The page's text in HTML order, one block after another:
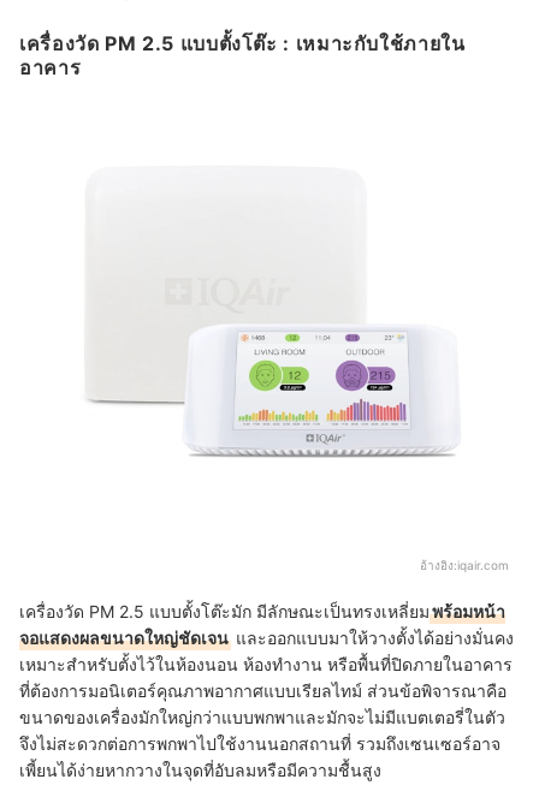
เครื่องวัด PM 2.5 แบบตั้งโต๊ะ : เหมาะกับใช้ภายใน
อาคาร
อ้างอิง:iqair.com
เครื่องวัด PM 2.5 แบบตั้งโต๊ะมัก มีลักษณะเป็นทรงเหลี่ยมพร้อมหน้า
จอแสดงผลขนาดใหญ่ชัดเจน และออกแบบมาให้วางตั้งได้อย่างมั่นคง
เหมาะสำหรับตั้งไว้ในห้องนอน ห้องทำงาน หรือพื้นที่ปิดภายในอาคาร
ที่ต้องการมอนิเตอร์คุณภาพอากาศแบบเรียลไทม์ ส่วนข้อพิจารณาคือ
ขนาดของเครื่องมักใหญ่กว่าแบบพกพาและมักจะไม่มีแบตเตอรี่ในตัว
จึงไม่สะดวกต่อการพกพาไปใช้งานนอกสถานที่ รวมถึงเซนเซอร์อาจ
เพี้ยนได้ง่ายหากวางในจุดที่อับลมหรือมีความชื้นสูง